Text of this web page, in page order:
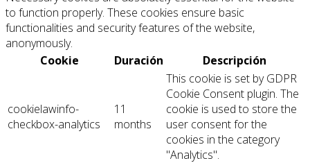
to function properly. These cookies ensure basic
functionalities and security features of the website,
anonymously.
Cookie
Duración Descripción
cookielawinfo-
checkbox-analytics
11
months
This cookie is set by GDPR
Cookie Consent plugin. The
cookie is used to store the
user consent for the
cookies in the category
"Analytics".